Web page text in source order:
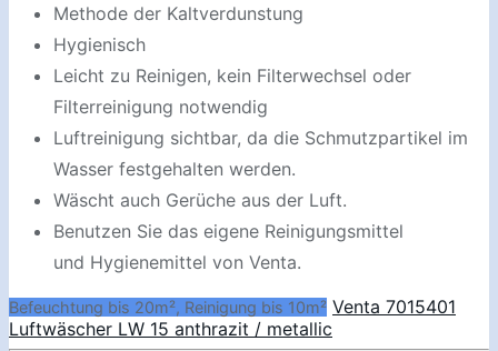
Methode der Kaltverdunstung
Hygienisch
Leicht zu Reinigen, kein Filterwechsel oder
Filterreinigung notwendig
Luftreinigung sichtbar, da die Schmutzpartikel im
Wasser festgehalten werden.
Wäscht auch Gerüche aus der Luft.
Benutzen Sie das eigene Reinigungsmittel
und Hygienemittel von Venta.
Befeuchtung bis 20m², Reinigung bis 10m² Venta 7015401
Luftwäscher LW 15 anthrazit / metallic